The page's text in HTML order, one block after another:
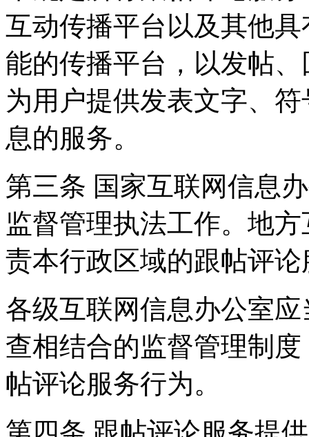
互动传播平台以及其他
能的传播平台，以发帖
为用户提供发表文字、
息的服务。
第三条 国家互联网信息
监督管理执法工作。地
责本行政区域的跟帖评
各级互联网信息办公室
查相结合的监督管理制
帖评论服务行为。